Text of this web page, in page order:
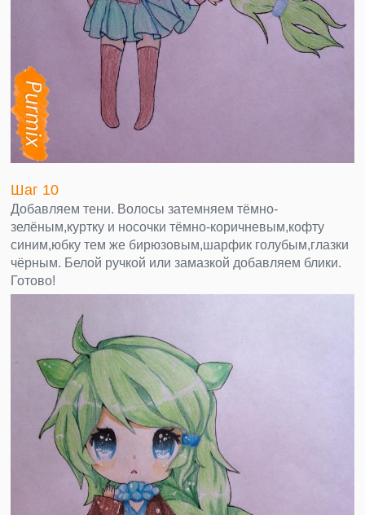
Шаг 10
Добавляем тени. Волосы затемняем тёмно-
зелёным,куртку и носочки тёмно-коричневым,кофту
синим,юбку тем же бирюзовым,шарфик голубым,глазки
чёрным. Белой ручкой или замазкой добавляем блики.
Готово!